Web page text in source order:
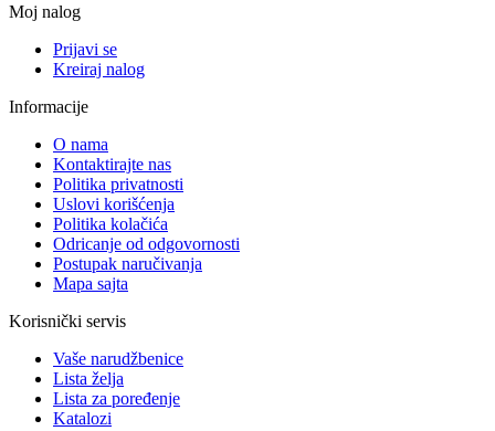
Moj nalog
Prijavi se
Kreiraj nalog
Informacije
O nama
Kontaktirajte nas
Politika privatnosti
Uslovi korišćenja
Politika kolačića
Odricanje od odgovornosti
Postupak naručivanja
Mapa sajta
Korisnički servis
Vaše narudžbenice
Lista želja
Lista za poređenje
Katalozi